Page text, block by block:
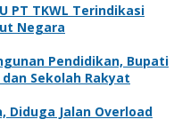
PT TKWL Terindikasi
Negara
Pendidikan, Bupati
Sekolah Rakyat
Diduga Jalan Overload